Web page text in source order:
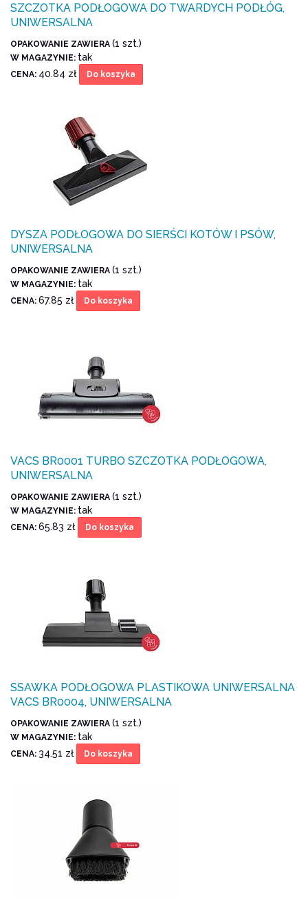
SZCZOTKA PODŁOGOWA DO TWARDYCH PODŁÓG,
UNIWERSALNA
OPAKOWANIE ZAWIERA (1 szt.)
W MAGAZYNIE: tak
CENA: 40.84 zł Do koszyka
DYSZA PODŁOGOWA DO SIERŚCI KOTÓW I PSÓW,
UNIWERSALNA
OPAKOWANIE ZAWIERA (1 szt.)
W MAGAZYNIE: tak
CENA: 67.85 zł Do koszyka
VACS BR0001 TURBO SZCZOTKA PODŁOGOWA,
UNIWERSALNA
OPAKOWANIE ZAWIERA (1 szt.)
W MAGAZYNIE: tak
CENA: 65.83 zł Do koszyka
SSAWKA PODŁOGOWA PLASTIKOWA UNIWERSALNA
VACS BR0004, UNIWERSALNA
OPAKOWANIE ZAWIERA (1 szt.)
W MAGAZYNIE: tak
CENA: 34.51 zł Do koszyka